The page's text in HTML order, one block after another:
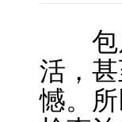
包皮
活，
憾。